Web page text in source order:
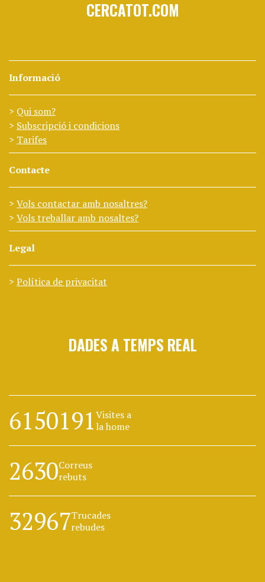
CERCATOT.COM
Informació
Qui som?
Subscripció i condicions
Tarifes
Contacte
Vols contactar amb nosaltres?
Vols treballar amb nosaltes?
Legal
Política de privacitat
DADES A TEMPS REAL
6150191Visites a
la home
2630Correus
rebuts
32967Trucades
rebudes